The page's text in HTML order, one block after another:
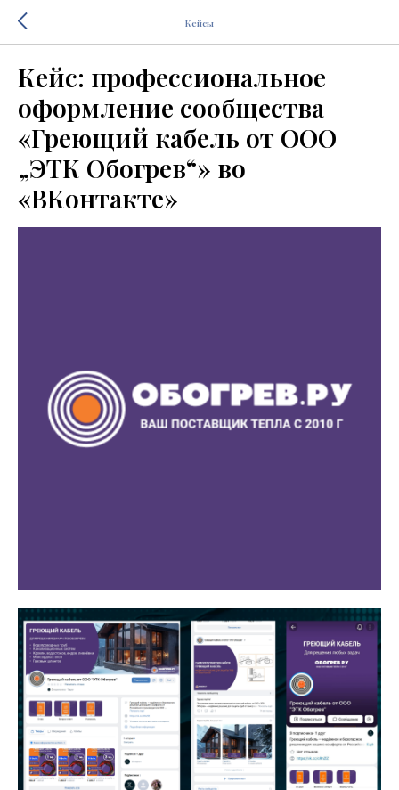
Кейсы
Кейс: профессиональное
оформление сообщества
«Греющий кабель от ООО
„ЭТК Обогрев“» во
«ВКонтакте»